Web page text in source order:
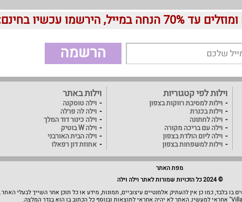
הירשמו עכשיו בחינם:
הרשמה
וילות לפי קטגוריות
וילות למסיבת רווקות בצפון
וילות בכנרת
וילה לחתונה
וילה עם בריכה מקורה
וילה ליום הולדת בצפון
וילות למשפחות בצפון
וילות באתר
וילה טוסקנה
וילה לה פרלה
וילה כינור דוד המלך
וילה W בוטיק
וילה הבית האורבני
אחוזת דון רפאלו
מפת האתר
© 2024 כל הזכויות שמורות לאתר וילה וילה
בלבד, כמו כן אין להעתיק אלמנטיים עיצוביים, תמונות, מידע או כל תוכן אחר השייך לבעלי האתר.